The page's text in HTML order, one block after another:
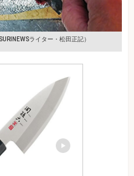
ライター・松田正記）